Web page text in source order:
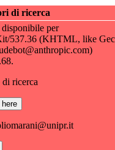
di ricerca
per
537.36 (KHTML, like
di ricerca